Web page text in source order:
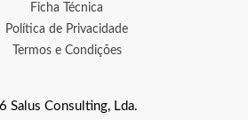
Ficha Técnica
Política de Privacidade
Termos e Condições
Salus Consulting, Lda.